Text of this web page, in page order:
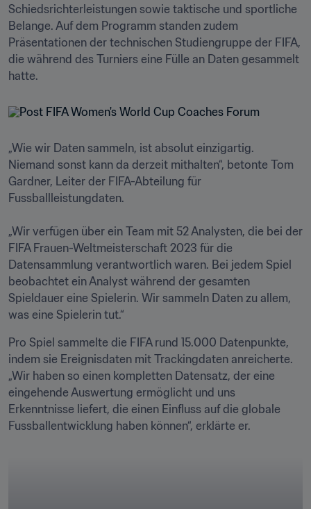
Schiedsrichterleistungen sowie taktische und sportliche
Belange. Auf dem Programm standen zudem
Präsentationen der technischen Studiengruppe der FIFA,
die während des Turniers eine Fülle an Daten gesammelt
„Wie wir Daten sammeln, ist absolut einzigartig.
Niemand sonst kann da derzeit mithalten“, betonte Tom
Gardner, Leiter der FIFA-Abteilung für
Fussballleistungdaten.
„Wir verfügen über ein Team mit 52 Analysten, die bei der
FIFA Frauen-Weltmeisterschaft 2023 für die
Datensammlung verantwortlich waren. Bei jedem Spiel
beobachtet ein Analyst während der gesamten
Spieldauer eine Spielerin. Wir sammeln Daten zu allem,
was eine Spielerin tut.“
Pro Spiel sammelte die FIFA rund 15.000 Datenpunkte,
indem sie Ereignisdaten mit Trackingdaten anreicherte.
„Wir haben so einen kompletten Datensatz, der eine
eingehende Auswertung ermöglicht und uns
Erkenntnisse liefert, die einen Einfluss auf die globale
Fussballentwicklung haben können“, erklärte er.